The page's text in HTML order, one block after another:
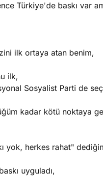
Türkiye'de baskı var
ilk ortaya atan benim,
ilk,
Sosyalist Parti de
kadar kötü noktaya
yok, herkes rahat"
uyguladı,